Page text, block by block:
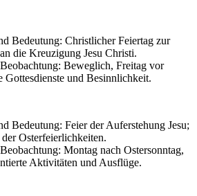
Bedeutung: Christlicher Feiertag zur
die Kreuzigung Jesu Christi.
Beweglich, Freitag vor
Gottesdienste und Besinnlichkeit.
Bedeutung: Feier der Auferstehung Jesu;
Osterfeierlichkeiten.
Montag nach Ostersonntag,
Aktivitäten und Ausflüge.